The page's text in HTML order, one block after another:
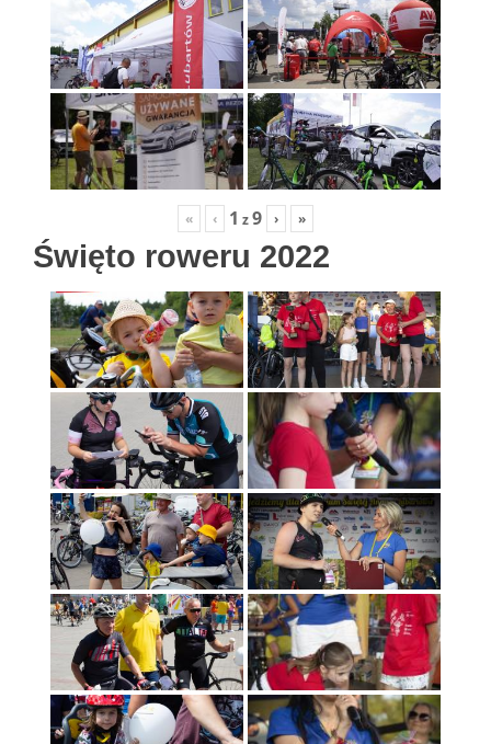
« ‹ 1 z9 › »
Święto roweru 2022